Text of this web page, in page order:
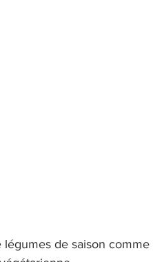
légumes de saison comme